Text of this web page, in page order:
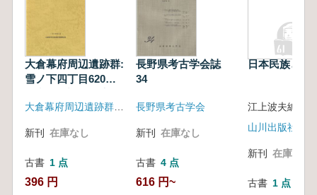
大倉幕府周辺遺跡群:
雪ノ下四丁目620番5
新刊 在庫なし
古書 1 点
396 円
長野県考古学会誌
34
長野県考古学会
新刊 在庫なし
古書 4 点
616 円~
日本民族と日
江上波夫編
山川出版社
新刊 在庫なし
古書 1 点